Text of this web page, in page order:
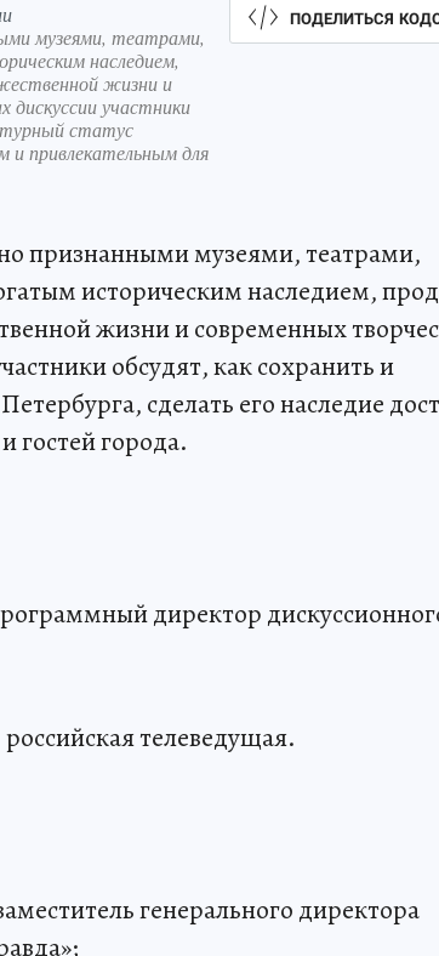
музеями, театрами,
наследием,
жизни и
дискуссии участники
статус
и привлекательным для
ПОДЕЛИТЬСЯ
признанными музеями, театрами,
историческим наследием,
жизни и современных
обсудят, как сохранить и
сделать его наследие
гостей города.
директор
российская телеведущая.
генерального директора